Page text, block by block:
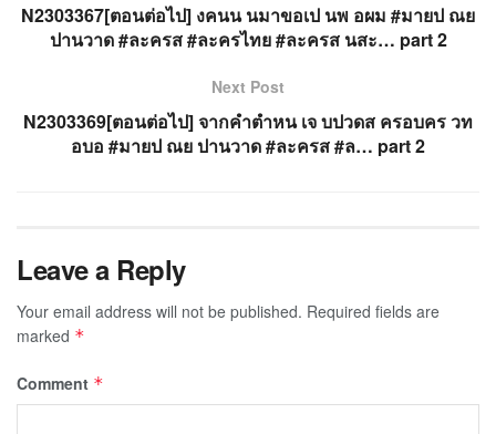
N2303367[ตอนต่อไป] งคนน นมาขอเป นพ อผม #มายป ณย
ปานวาด #ละครส #ละครไทย #ละครส นสะ… part 2
Next Post
N2303369[ตอนต่อไป] จากคำตำหน เจ บปวดส ครอบคร วท
อบอ #มายป ณย ปานวาด #ละครส #ล… part 2
Leave a Reply
Your email address will not be published. Required fields are
marked *
Comment *